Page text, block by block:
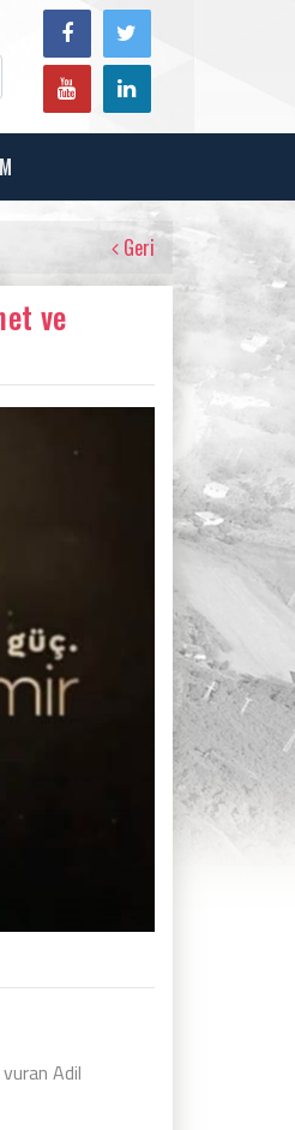
Geri
ve
Adil